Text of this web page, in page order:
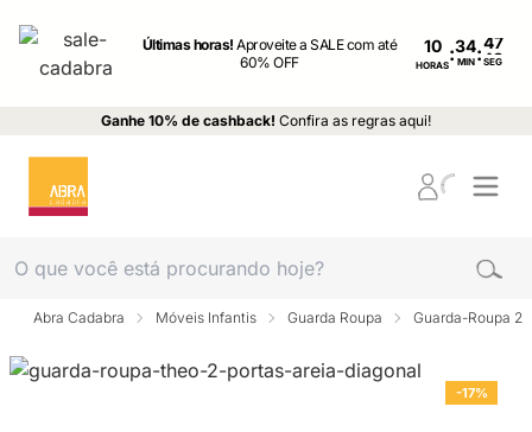
Últimas horas!Aproveite a SALE com até
60% OFF
10
HORAS: MIN : SEG
Ganhe 10% de cashback! Confira as regras aqui!
Abra Cadabra Móveis Infantis Guarda Roupa Guarda-Roupa 2
-17%